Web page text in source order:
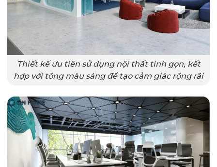
Thiết kế ưu tiên sử dụng nội thất tinh gọn, kết
hợp với tông màu sáng để tạo cảm giác rộng rãi